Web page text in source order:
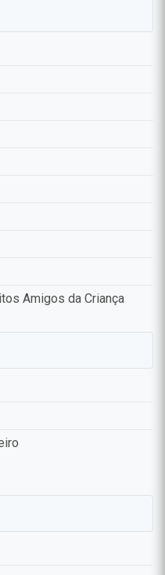
Amigos da Criança